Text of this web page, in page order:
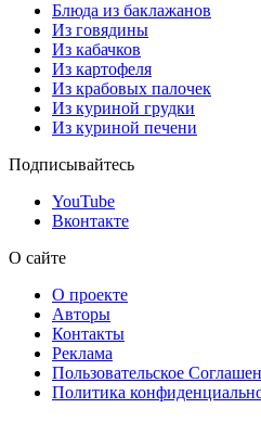
Блюда из баклажанов
Из говядины
Из кабачков
Из картофеля
Из крабовых палочек
Из куриной грудки
Из куриной печени
Подписывайтесь
YouTube
Вконтакте
О сайте
О проекте
Авторы
Контакты
Реклама
Пользовательское
Политика